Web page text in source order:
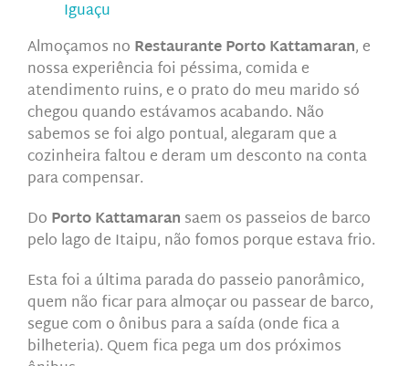
Almoçamos no Restaurante Porto Kattamaran, e
nossa experiência foi péssima, comida e
atendimento ruins, e o prato do meu marido só
chegou quando estávamos acabando. Não
sabemos se foi algo pontual, alegaram que a
cozinheira faltou e deram um desconto na conta
para compensar.
Do Porto Kattamaran saem os passeios de barco
pelo lago de Itaipu, não fomos porque estava frio.
Esta foi a última parada do passeio panorâmico,
quem não ficar para almoçar ou passear de barco,
segue com o ônibus para a saída (onde fica a
bilheteria). Quem fica pega um dos próximos